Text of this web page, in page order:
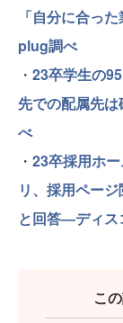
「自分に合っ
plug調べ
・ 23卒学生の
先での配属先
べ
・ 23卒採用ホ
リ、採用ペー
と回答―ディス
こ